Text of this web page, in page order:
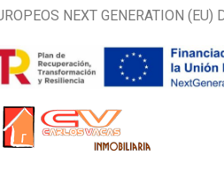
NEXT GENERATION